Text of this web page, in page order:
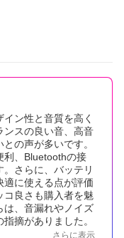
ン性と音質を高く
ンスの良い音、高音
の声が多いです。
利、Bluetoothの接
さらに、バッテリ
適に使える点が評価
コ良さも購入者を魅
は、音漏れやノイズ
摘がありました。
さらに表示